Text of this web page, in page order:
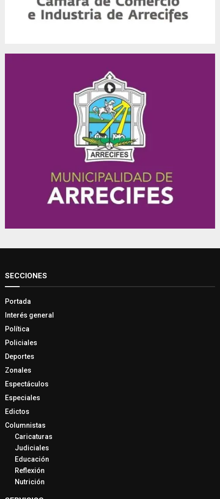
SECCIONES
Portada
Interés general
Política
Policiales
Deportes
Zonales
Espectáculos
Especiales
Edictos
Columnistas
Caricaturas
Judiciales
Educación
Reflexión
Nutrición